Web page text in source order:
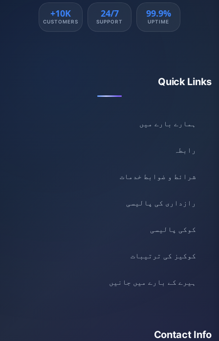
99.9%
UPTIME
24/7
SUPPORT
10K+
CUSTOMERS
Quick Links
ہمارے بارے میں
رابطہ
شرائط و ضوابط خدمات
رازداری کی پالیسی
کوکی پالیسی
کوکیز کی ترتیبات
ہیرے کے بارے میں جانیں
Contact Info